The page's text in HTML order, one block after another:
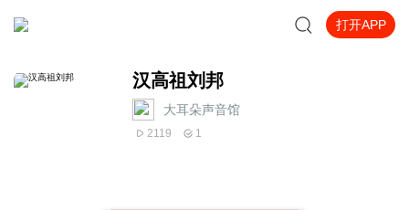
打开APP
汉高祖刘邦
大耳朵声音馆
2119 1